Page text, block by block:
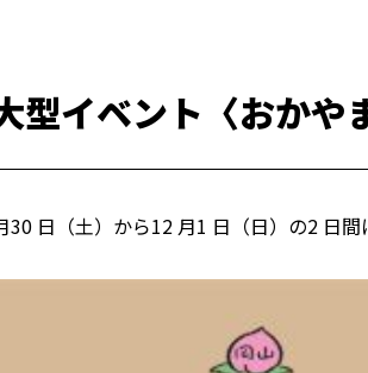
型イベント〈おかや
⽇（⼟）から12 ⽉1 ⽇（⽇）の2 ⽇